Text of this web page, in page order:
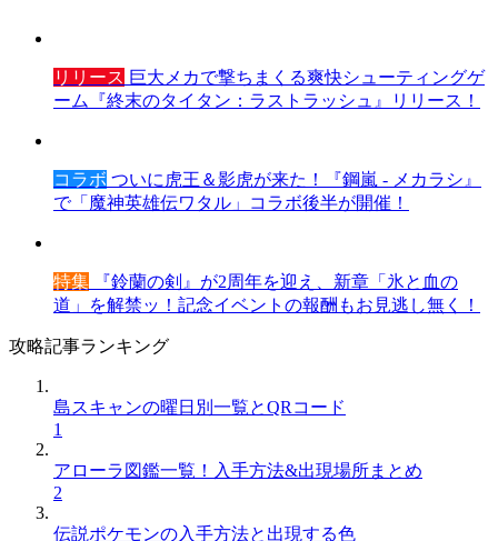
リリース 巨大メカで撃ちまくる爽快シューティングゲ
ーム『終末のタイタン：ラストラッシュ』リリース！
コラボ ついに虎王＆影虎が来た！『鋼嵐 - メカラシ』
で「魔神英雄伝ワタル」コラボ後半が開催！
特集 『鈴蘭の剣』が2周年を迎え、新章「氷と血の
道」を解禁ッ！記念イベントの報酬もお見逃し無く！
攻略記事ランキング
島スキャンの曜日別一覧とQRコード
1
アローラ図鑑一覧！入手方法&出現場所まとめ
2
伝説ポケモンの入手方法と出現する色